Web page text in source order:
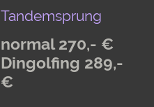
Tandemsprung
normal 270,- €
Dingolfing 289,-
€